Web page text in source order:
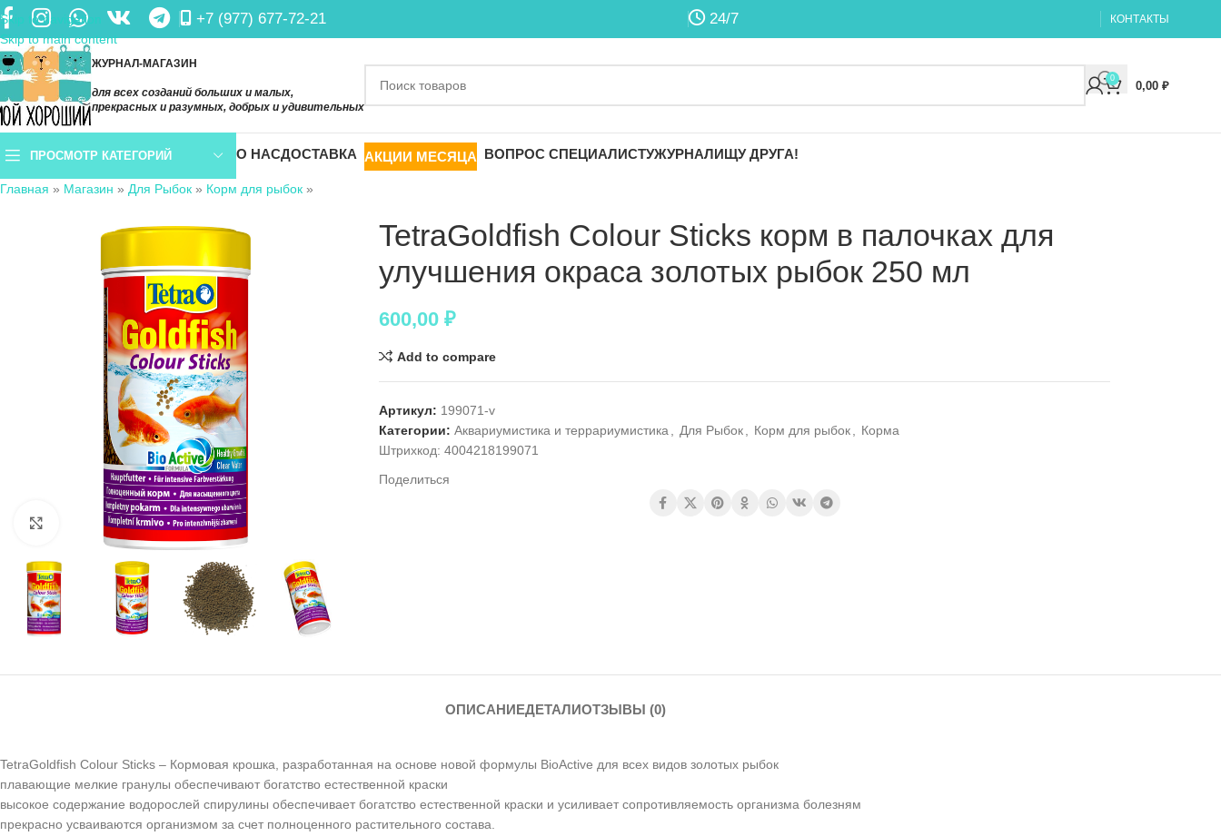
Skip to navigation
Skip to main content
+7 (977) 677-72-21 24/7 КОНТАКТЫ
ЖУРНАЛ-МАГАЗИН
для всех созданий больших и малых,
прекрасных и разумных, добрых и удивительных
0
0,00 ₽
ПРОСМОТР КАТЕГОРИЙ О НАСДОСТАВКА АКЦИИ МЕСЯЦА ВОПРОС СПЕЦИАЛИСТУЖУРНАЛИЩУ ДРУГА!
Главная » Магазин » Для Рыбок » Корм для рыбок »
Нажмите, чтобы увеличить
TetraGoldfish Colour Sticks корм в палочках для
улучшения окраса золотых рыбок 250 мл
600,00₽
Add to compare
Артикул: 199071-v
Категории: Аквариумистика и террариумистика Для Рыбок Корм для рыбок
Корма
Штрихкод:4004218199071
Поделиться
ОПИСАНИЕДЕТАЛИОТЗЫВЫ (0)
TetraGoldfish Colour Sticks – Кормовая крошка, разработанная на основе новой формулы BioActive для всех видов золотых рыбок
плавающие мелкие гранулы обеспечивают богатство естественной краски
высокое содержание водорослей спирулины обеспечивает богатство естественной краски и усиливает сопротивляемость организма болезням
прекрасно усваиваются организмом за счет полноценного растительного состава.